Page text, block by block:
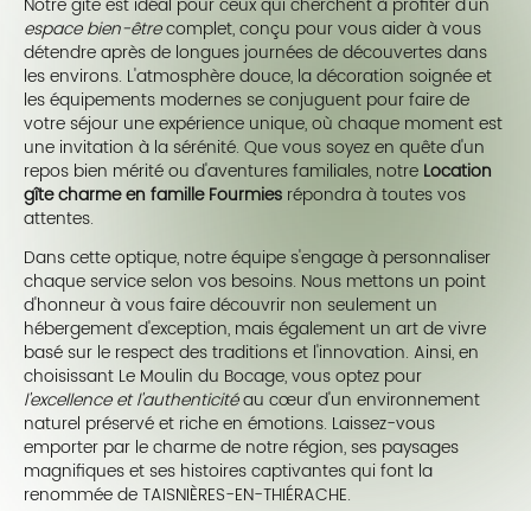
Notre gîte est idéal pour ceux qui cherchent à profiter d'un
espace bien-êtrecomplet, conçu pour vous aider à vous
détendre après de longues journées de découvertes dans
les environs. L'atmosphère douce, la décoration soignée et
les équipements modernes se conjuguent pour faire de
votre séjour une expérience unique, où chaque moment est
une invitation à la sérénité. Que vous soyez en quête d'un
repos bien mérité ou d'aventures familiales, notre Location
gîte charme en famille Fourmies répondra à toutes vos
attentes.
Dans cette optique, notre équipe s'engage à personnaliser
chaque service selon vos besoins. Nous mettons un point
d'honneur à vous faire découvrir non seulement un
hébergement d'exception, mais également un art de vivre
basé sur le respect des traditions et l'innovation. Ainsi, en
choisissant Le Moulin du Bocage, vous optez pour
l'excellence et l'authenticitéau cœur d'un environnement
naturel préservé et riche en émotions. Laissez-vous
emporter par le charme de notre région, ses paysages
magnifiques et ses histoires captivantes qui font la
renommée de TAISNIÈRES-EN-THIÉRACHE.